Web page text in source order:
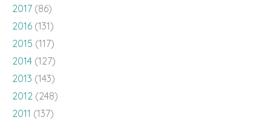
2017 (86)
2016 (131)
2015 (117)
2014 (127)
2013 (143)
2012 (248)
2011 (137)